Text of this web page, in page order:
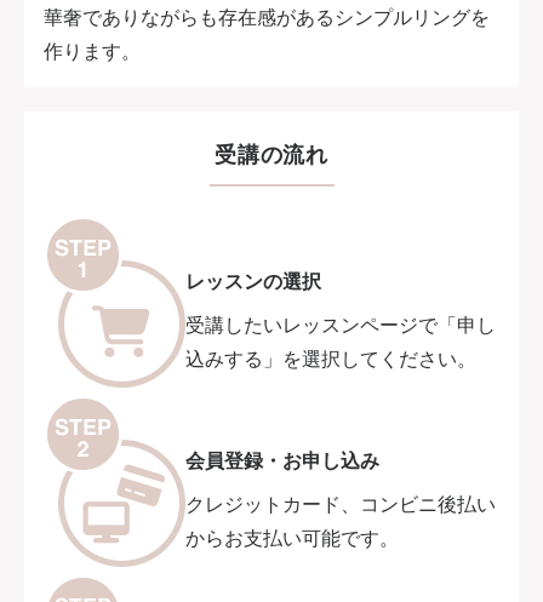
華奢でありながらも存在感があるシンプルリングを
作ります。
受講の流れ
レッスンの選択
受講したいレッスンページで「申し
込みする」を選択してください。
会員登録・お申し込み
クレジットカード、コンビニ後払い
からお支払い可能です。